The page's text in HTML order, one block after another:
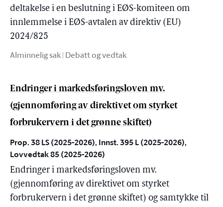
deltakelse i en beslutning i EØS-komiteen om
innlemmelse i EØS-avtalen av direktiv (EU)
2024/825
Alminnelig sak | Debatt og vedtak
Endringer i markedsføringsloven mv.
(gjennomføring av direktivet om styrket
forbrukervern i det grønne skiftet)
Prop. 38 LS (2025-2026), Innst. 395 L (2025-2026),
Lovvedtak 85 (2025-2026)
Endringer i markedsføringsloven mv.
(gjennomføring av direktivet om styrket
forbrukervern i det grønne skiftet) og samtykke til